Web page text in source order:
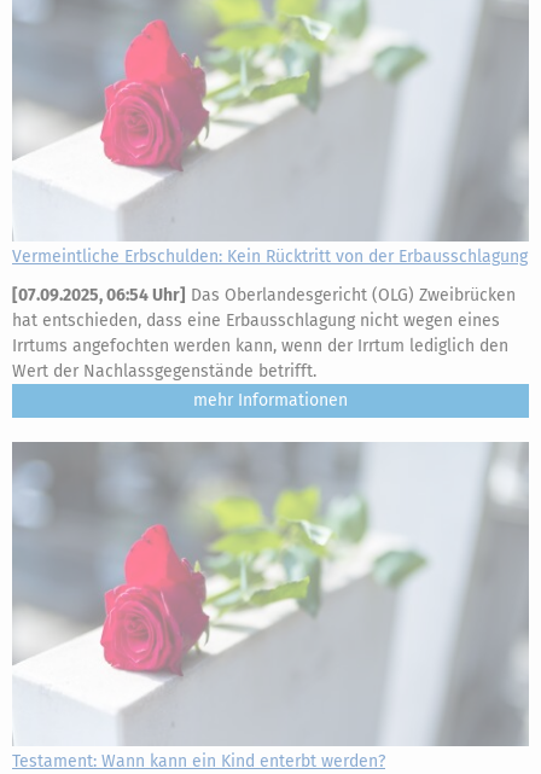
Vermeintliche Erbschulden: Kein Rücktritt von der Erbausschlagung
[07.09.2025, 06:54 Uhr] Das Oberlandesgericht (OLG) Zweibrücken
hat entschieden, dass eine Erbausschlagung nicht wegen eines
Irrtums angefochten werden kann, wenn der Irrtum lediglich den
Wert der Nachlassgegenstände betrifft.
mehr
Testament: Wann kann ein Kind enterbt werden?